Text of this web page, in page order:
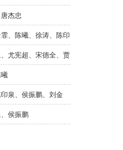
杰忠
、陈曦、徐涛、陈印
尤宪超、宋德全、贾
泉、侯振鹏、刘金
侯振鹏